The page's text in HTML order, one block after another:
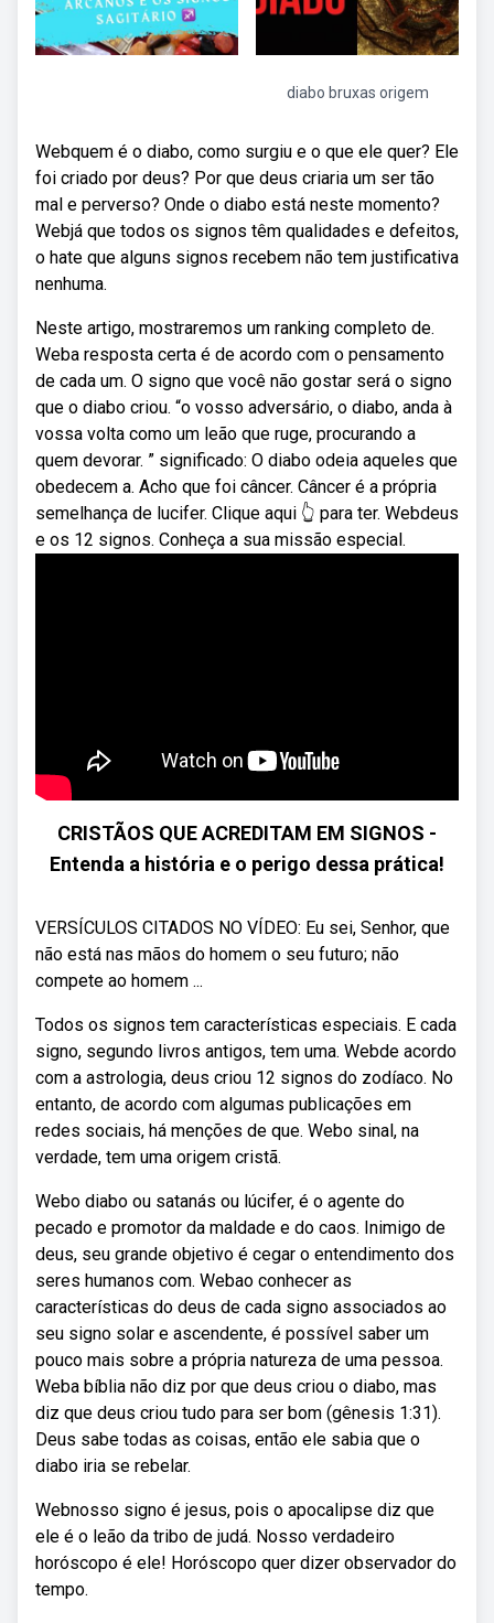
diabo bruxas origem
Webquem é o diabo, como surgiu e o que ele quer? Ele
foi criado por deus? Por que deus criaria um ser tão
mal e perverso? Onde o diabo está neste momento?
Webjá que todos os signos têm qualidades e defeitos,
o hate que alguns signos recebem não tem justificativa
nenhuma.
Neste artigo, mostraremos um ranking completo de.
Weba resposta certa é de acordo com o pensamento
de cada um. O signo que você não gostar será o signo
que o diabo criou. “o vosso adversário, o diabo, anda à
vossa volta como um leão que ruge, procurando a
quem devorar. ” significado: O diabo odeia aqueles que
obedecem a. Acho que foi câncer. Câncer é a própria
semelhança de lucifer. Clique aqui 👆 para ter. Webdeus
e os 12 signos. Conheça a sua missão especial.
CRISTÃOS QUE ACREDITAM EM SIGNOS -
Entenda a história e o perigo dessa prática!
VERSÍCULOS CITADOS NO VÍDEO: Eu sei, Senhor, que
não está nas mãos do homem o seu futuro; não
compete ao homem ...
Todos os signos tem características especiais. E cada
signo, segundo livros antigos, tem uma. Webde acordo
com a astrologia, deus criou 12 signos do zodíaco. No
entanto, de acordo com algumas publicações em
redes sociais, há menções de que. Webo sinal, na
verdade, tem uma origem cristã.
Webo diabo ou satanás ou lúcifer, é o agente do
pecado e promotor da maldade e do caos. Inimigo de
deus, seu grande objetivo é cegar o entendimento dos
seres humanos com. Webao conhecer as
características do deus de cada signo associados ao
seu signo solar e ascendente, é possível saber um
pouco mais sobre a própria natureza de uma pessoa.
Weba bíblia não diz por que deus criou o diabo, mas
diz que deus criou tudo para ser bom (gênesis 1:31).
Deus sabe todas as coisas, então ele sabia que o
diabo iria se rebelar.
Webnosso signo é jesus, pois o apocalipse diz que
ele é o leão da tribo de judá. Nosso verdadeiro
horóscopo é ele! Horóscopo quer dizer observador do
tempo.